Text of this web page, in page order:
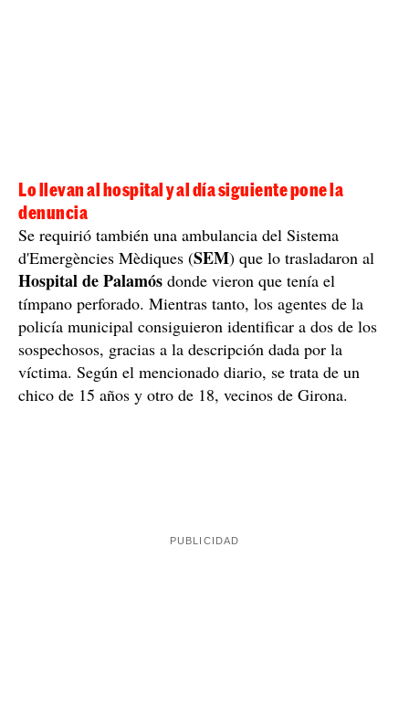
Lo llevan al hospital y al día siguiente pone la
denuncia
Se requirió también una ambulancia del Sistema
d'Emergències Mèdiques (SEM) que lo trasladaron al
Hospital de Palamós donde vieron que tenía el
tímpano perforado. Mientras tanto, los agentes de la
policía municipal consiguieron identificar a dos de los
sospechosos, gracias a la descripción dada por la
víctima. Según el mencionado diario, se trata de un
chico de 15 años y otro de 18, vecinos de Girona.